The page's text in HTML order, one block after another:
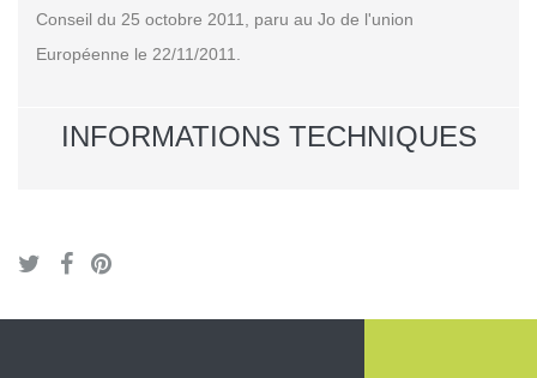
Conseil du 25 octobre 2011, paru au Jo de l'union
Européenne le 22/11/2011.
INFORMATIONS TECHNIQUES